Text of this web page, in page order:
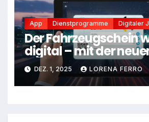
App Dienstprogramme Digitaler
Der Fahrzeugschein
digital – mit der
App
DEZ. 1, 2025 LORENA FERRO